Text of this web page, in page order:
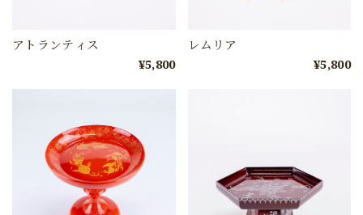
アトランティス
¥5,800
レムリア
¥5,800